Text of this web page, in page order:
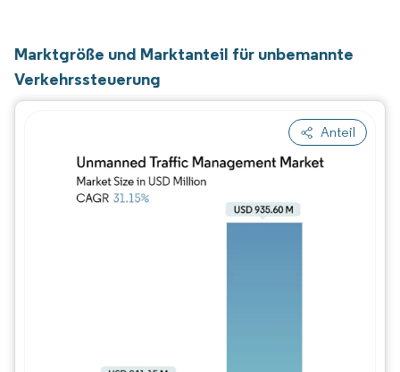
Marktgröße und Marktanteil für unbemannte
Verkehrssteuerung
Anteil